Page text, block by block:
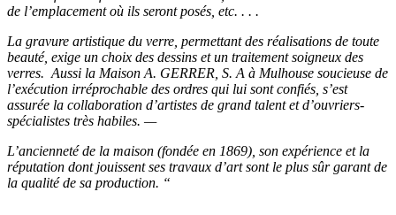
de l’emplacement où ils seront posés, etc. . . .
La gravure artistique du verre, permettant des réalisations de toute
beauté, exige un choix des dessins et un traitement soigneux des
verres. Aussi la Maison A. GERRER, S. A à Mulhouse soucieuse de
l’exécution irréprochable des ordres qui lui sont confiés, s’est
assurée la collaboration d’artistes de grand talent et d’ouvriers-
spécialistes très habiles. —
L’ancienneté de la maison (fondée en 1869), son expérience et la
réputation dont jouissent ses travaux d’art sont le plus sûr garant de
la qualité de sa production. “